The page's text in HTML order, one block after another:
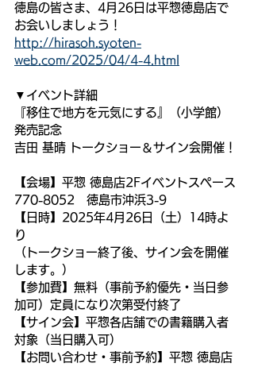
徳島の皆さま、4月26日は平惣徳島店で
お会いしましょう！
http://hirasoh.syoten-
web.com/2025/04/4-4.html
▼イベント詳細
『移住で地方を元気にする』（小学館）
発売記念
吉田 基晴 トークショー＆サイン会開催！
【会場】平惣 徳島店2Fイベントスペース
770-8052　徳島市沖浜3-9
【日時】2025年4月26日（土）14時よ
り
（トークショー終了後、サイン会を開催
します。）
【参加費】無料（事前予約優先・当日参
加可）定員になり次第受付終了
【サイン会】平惣各店舗での書籍購入者
対象（当日購入可）
【お問い合わせ・事前予約】平惣 徳島店